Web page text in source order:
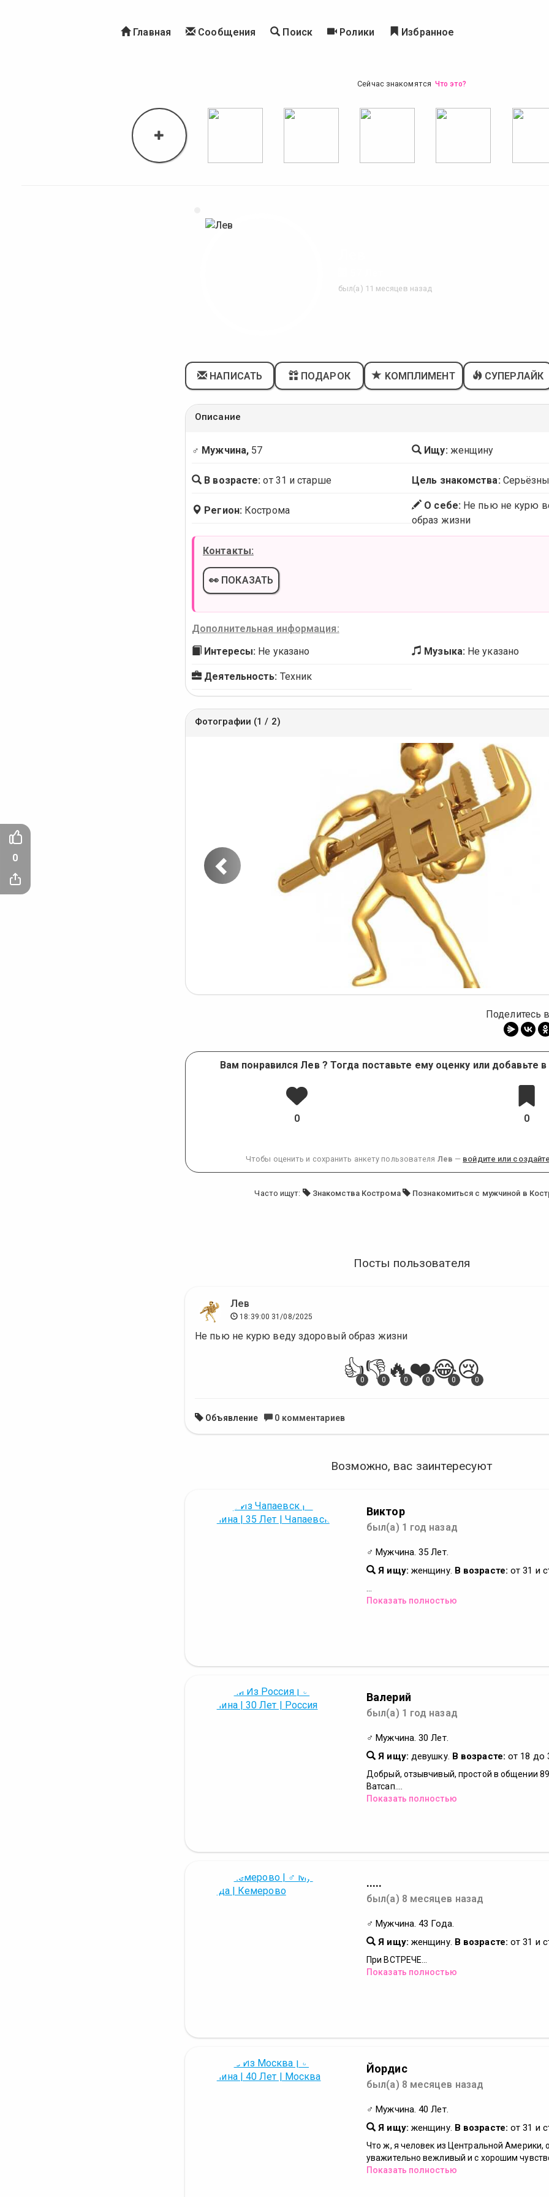
Главная Сообщения Поиск Ролики Избранное
Сейчас знакомятся Что это?
был(а) 11 месяцев назад
НАПИСАТЬ ПОДАРОК KОМПЛИМЕНТ СУПЕРЛАЙК
Описание
♂ Мужчина, 57 Ищу: женщину
В возрасте: от 31 и старше Цель знакомства:
Регион: Кострома О себе:Не пью не курю
образ жизни
Контакты:
👀 ПОКАЗАТЬ
Дополнительная информация:
Интересы: Не указано Музыка: Не указано
Деятельность: Техник
Фотографии (1 / 2)
Предыдущее
Поделитесь
Вам понравился Лев ? Тогда поставьте ему оценку или добавьте
0 0
Чтобы оценить и сохранить анкету пользователя Лев — войдите или
Часто ищут: Знакомства Кострома Познакомиться с мужчиной в
Посты пользователя
Лев
18:39:00 31/08/2025
Не пью не курю веду здоровый образ жизни
👍
0👎
0🔥
0❤️
0😂
0😢
0
Объявление 0 комментариев
Возможно, вас заинтересуют
Виктор
был(а) 1 год назад
♂ Мужчина. 35 Лет.
Я ищу: женщину. В возрасте: от 31 и
Показать полностью
Валерий
был(а) 1 год назад
♂ Мужчина. 30 Лет.
Я ищу: девушку. В возрасте: от 18 до
Добрый, отзывчивый, простой в общении
Ватсап....
Показать полностью
.....
был(а) 8 месяцев назад
♂ Мужчина. 43 Года.
Я ищу: женщину. В возрасте: от 31 и
При ВСТРЕЧЕ...
Показать полностью
Йордис
был(а) 8 месяцев назад
♂ Мужчина. 40 Лет.
Я ищу: женщину. В возрасте: от 31 и
Что ж, я человек из Центральной Америки,
уважительно вежливый и с хорошим
Показать полностью
0